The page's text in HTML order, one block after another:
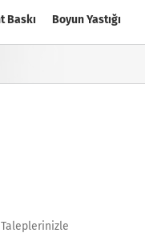
Baskı Boyun Yastığı